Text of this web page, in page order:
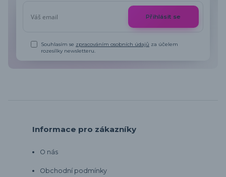
Přihlásit se
Souhlasím se zpracováním osobních údajů za účelem
rozesílky newsletteru.
Informace pro zákazníky
O nás
Obchodní podmínky